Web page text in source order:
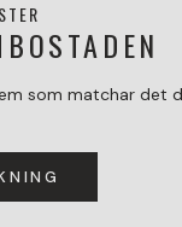
som matchar det